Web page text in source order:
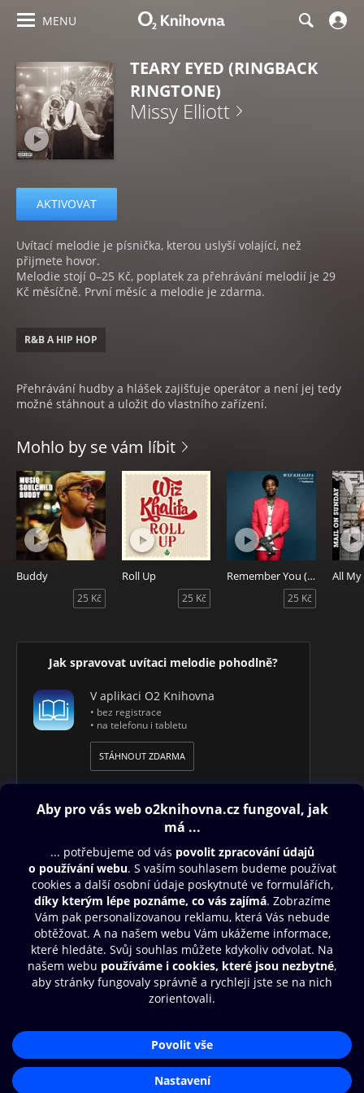
MENU
TEARY EYED (RINGBACK
RINGTONE)
Missy Elliott
AKTIVOVAT
Uvítací melodie je písnička, kterou uslyší volající, než
přijmete hovor.
Melodie stojí 0–25 Kč, poplatek za přehrávání melodií je 29
Kč měsíčně. První měsíc a melodie je zdarma.
R&B A HIP HOP
Přehrávání hudby a hlášek zajišťuje operátor a není jej tedy
možné stáhnout a uložit do vlastního zařízení.
Mohlo by se vám líbit
Buddy
25 Kč
Roll Up
25 Kč
Remember You (feat. The Weeknd)
25 Kč
All My
Jak spravovat uvítaci melodie pohodlně?
V aplikaci O2 Knihovna
• bez registrace
• na telefonu i tabletu
STÁHNOUT ZDARMA
Obsah ke stažení
Moje O2 Knihovna
Další zábava
© O2 Czech Republic a.s.
Zásady zpracování osobních údajůAplikace O2 Knihovna
Čti a poslouchej své e-knihy a